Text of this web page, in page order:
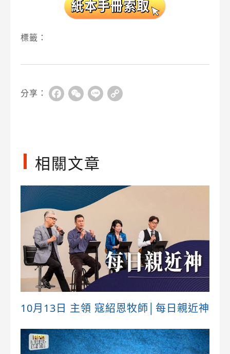
標籤：
分享： FacebookWeChat
Line
相關文章
10月13日 主領 寇紹恩牧師│每日親近神